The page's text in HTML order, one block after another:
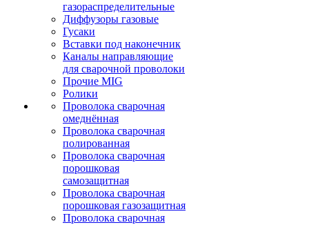
газораспределительные
Диффузоры газовые
Гусаки
Вставки под наконечник
Каналы направляющие
для сварочной проволоки
Прочие MIG
Ролики
Проволока сварочная
омеднённая
Проволока сварочная
полированная
Проволока сварочная
порошковая
самозащитная
Проволока сварочная
порошковая газозащитная
Проволока сварочная